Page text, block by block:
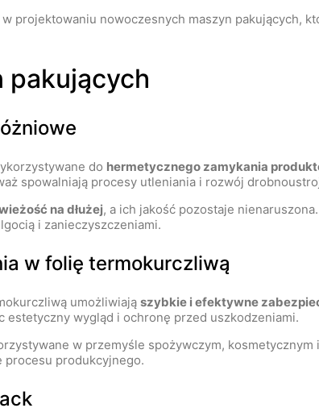
projektowaniu nowoczesnych maszyn pakujących,
pakujących
do hermetycznego zamykania
spowalniają procesy utleniania i rozwój
na dłużej, a ich jakość pozostaje
i zanieczyszczeniami.
w folię termokurczliwą
umożliwiają szybkie i efektywne
estetyczny wygląd i ochronę przed uszkodzeniami.
w przemyśle spożywczym,
procesu produkcyjnego.